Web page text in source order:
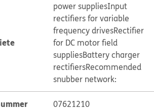
power suppliesInput
rectifiers for variable
frequency drivesRectifier
for DC motor field
suppliesBattery charger
rectifiersRecommended
snubber network:
07621210